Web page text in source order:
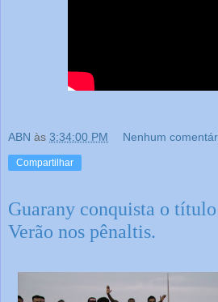
ABN às 3:34:00 PM Nenhum
Compartilhar
Guarany conquista o
Verão nos pênaltis.